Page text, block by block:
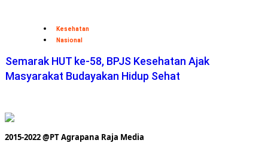
Kesehatan
Nasional
Semarak HUT ke-58, BPJS Kesehatan Ajak
Masyarakat Budayakan Hidup Sehat
2015-2022 @PT Agrapana Raja Media